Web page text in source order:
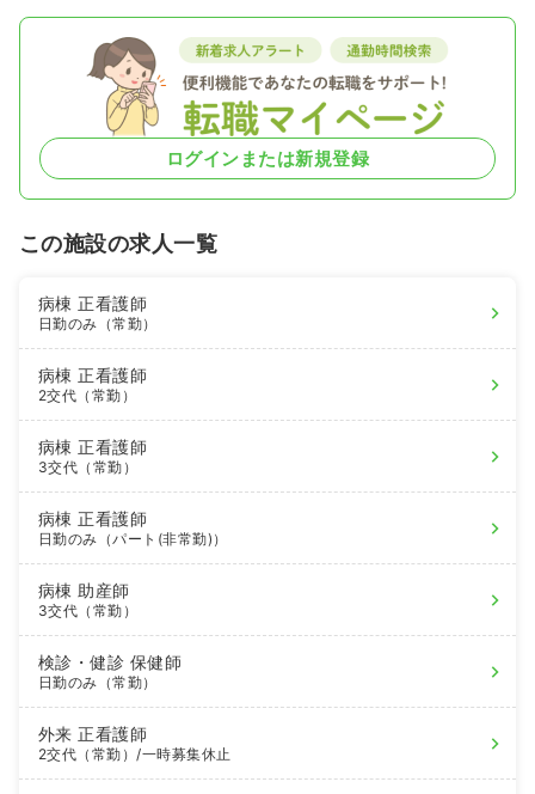
ログインまたは新規登録
この施設の求人一覧
病棟正看護師
日勤のみ（常勤）
病棟正看護師
2交代（常勤）
病棟正看護師
3交代（常勤）
病棟正看護師
日勤のみ（パート(非常勤)）
病棟 助産師
3交代（常勤）
検診・健診 保健師
日勤のみ（常勤）
外来正看護師
2交代（常勤）/一時募集休止